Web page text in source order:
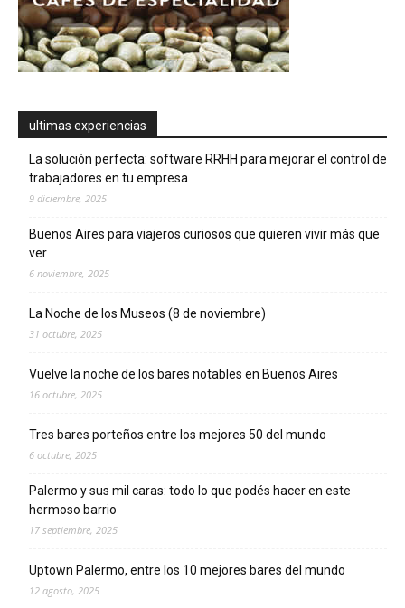
ultimas experiencias
La solución perfecta: software RRHH para mejorar el control de
trabajadores en tu empresa
9 diciembre, 2025
Buenos Aires para viajeros curiosos que quieren vivir más que
ver
6 noviembre, 2025
La Noche de los Museos (8 de noviembre)
31 octubre, 2025
Vuelve la noche de los bares notables en Buenos Aires
16 octubre, 2025
Tres bares porteños entre los mejores 50 del mundo
6 octubre, 2025
Palermo y sus mil caras: todo lo que podés hacer en este
hermoso barrio
17 septiembre, 2025
Uptown Palermo, entre los 10 mejores bares del mundo
12 agosto, 2025